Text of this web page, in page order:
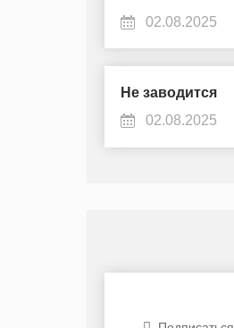
02.08.2025
Не заводится
02.08.2025